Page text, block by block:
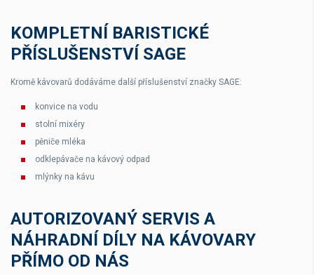
KOMPLETNÍ BARISTICKÉ
PŘÍSLUŠENSTVÍ SAGE
Kromě kávovarů dodáváme další příslušenství značky SAGE:
konvice na vodu
stolní mixéry
pěniče mléka
odklepávače na kávový odpad
mlýnky na kávu
AUTORIZOVANÝ SERVIS A
NÁHRADNÍ DÍLY NA KÁVOVARY
PŘÍMO OD NÁS